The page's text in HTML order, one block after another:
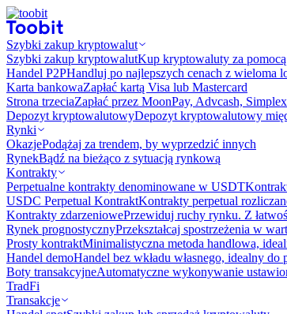
Szybki zakup kryptowalut
Szybki zakup kryptowalutKup kryptowaluty za
Handel P2PHandluj po najlepszych cenach z wieloma
Karta bankowaZapłać kartą Visa lub Mastercard
Strona trzeciaZapłać przez MoonPay, Advcash,
Depozyt kryptowalutowyDepozyt kryptowalutowy
Rynki
OkazjePodążaj za trendem, by wyprzedzić innych
RynekBądź na bieżąco z sytuacją rynkową
Kontrakty
Perpetualne kontrakty denominowane w USDT
USDC Perpetual KontraktKontrakty perpetual
Kontrakty zdarzeniowePrzewiduj ruchy rynku. Z
Rynek prognostyczny​​Przekształcaj spostrzeżenia w
Prosty kontraktMinimalistyczna metoda handlowa,
Handel demoHandel bez wkładu własnego, idealny do
Boty transakcyjneAutomatyczne wykonywanie
TradFi
Transakcje